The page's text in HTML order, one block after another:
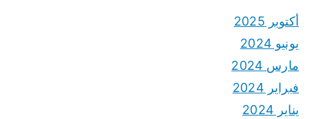
أكتوبر 2025
يونيو 2024
مارس 2024
فبراير 2024
يناير 2024